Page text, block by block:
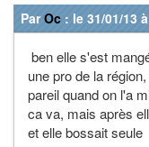
ParOc : le 31/01/13
ben elle s'est
une pro de la
pareil quand on l'a
ca va, mais après
et elle bossait seule